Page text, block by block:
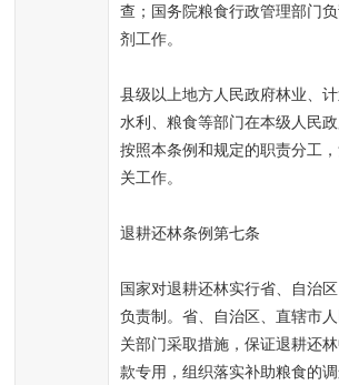
查；国务院粮食行政管理部门
剂工作。
县级以上地方人民政府林业、计
水利、粮食等部门在本级人民
按照本条例和规定的职责分工
关工作。
退耕还林条例第七条
国家对退耕还林实行省、自治
负责制。省、自治区、直辖市
关部门采取措施，保证退耕还
款专用，组织落实补助粮食的